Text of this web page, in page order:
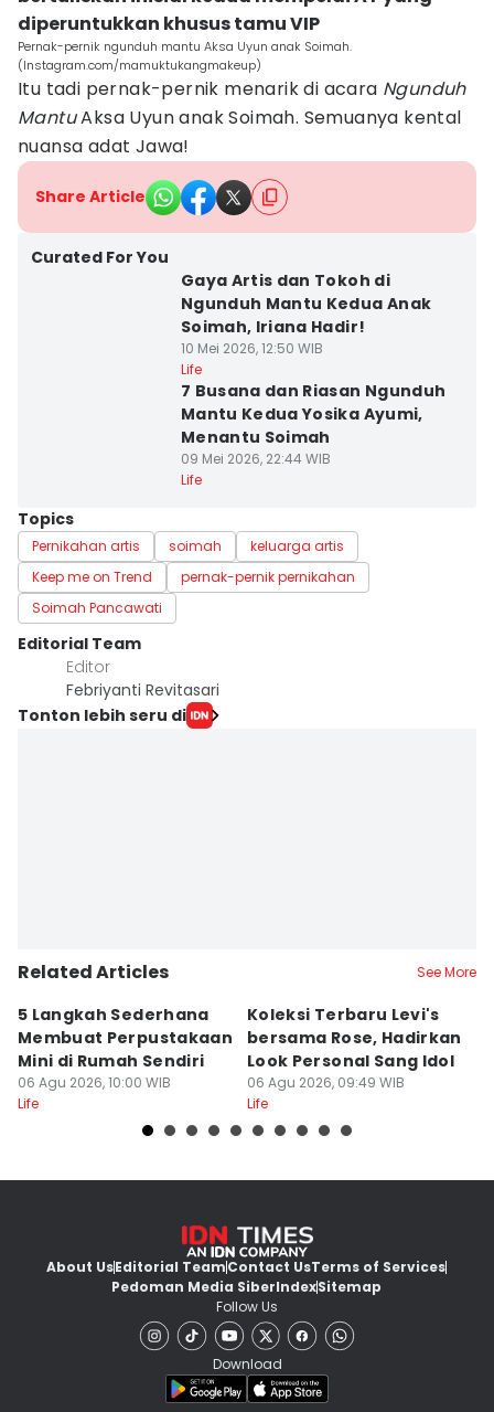
diperuntukkan khusus tamu VIP
Pernak-pernik ngunduh mantu Aksa Uyun anak Soimah.
(Instagram.com/mamuktukangmakeup)
Itu tadi pernak-pernik menarik di acara Ngunduh
MantuAksa Uyun anak Soimah. Semuanya kental
nuansa adat Jawa!
Share Article
Curated For You
Gaya Artis dan Tokoh di
Ngunduh Mantu Kedua Anak
Soimah, Iriana Hadir!
10 Mei 2026, 12:50 WIB
Life
7 Busana dan Riasan Ngunduh
Mantu Kedua Yosika Ayumi,
Menantu Soimah
09 Mei 2026, 22:44 WIB
Life
Topics
Pernikahan artis soimah
keluarga artis
Keep me on Trend
pernak-pernik pernikahan
Soimah Pancawati
Editorial Team
Editor
Febriyanti Revitasari
Tonton lebih seru di
Related Articles See More
5 Langkah Sederhana
Membuat Perpustakaan
Mini di Rumah Sendiri
06 Agu 2026, 10:00 WIB
Life
Koleksi Terbaru Levi's
bersama Rose, Hadirkan
Look Personal Sang Idol
06 Agu 2026, 09:49 WIB
Life
About UsEditorial TeamContact UsTerms of Services
Pedoman Media SiberIndexSitemap
Follow Us
Download